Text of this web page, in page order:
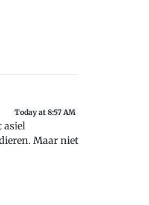
Today at 8:57 AM
asiel
Maar niet